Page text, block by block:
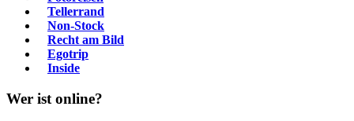
Tellerrand
Non-Stock
Recht am Bild
Egotrip
Inside
Wer ist online?